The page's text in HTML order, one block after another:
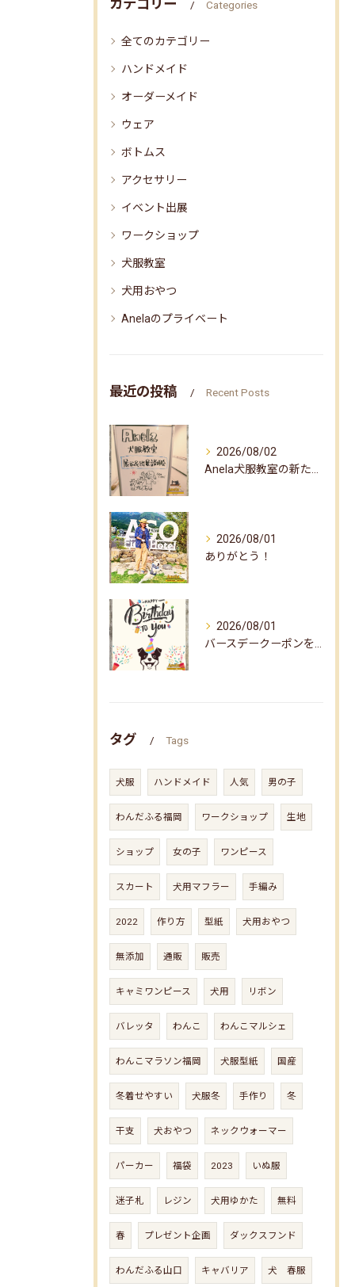
カテゴリー Categories
全てのカテゴリー
ハンドメイド
オーダーメイド
ウェア
ボトムス
アクセサリー
イベント出展
ワークショップ
犬服教室
犬用おやつ
Anelaのプライベート
最近の投稿 Recent Posts
2026/08/02
2026/08/01
ありがとう！
2026/08/01
タグ Tags
犬服 ハンドメイド 人気 男の子
わんだふる福岡 ワークショップ 生地
ショップ 女の子 ワンピース
スカート 犬用マフラー 手編み
2022 作り方 型紙 犬用おやつ
無添加 通販 販売
キャミワンピース 犬用 リボン
バレッタ わんこ わんこマルシェ
わんこマラソン福岡 犬服型紙 国産
冬着せやすい 犬服冬 手作り 冬
干支 犬おやつ ネックウォーマー
パーカー 福袋 2023 いぬ服
迷子札 レジン 犬用ゆかた 無料
春 プレゼント企画 ダックスフンド
わんだふる山口 キャバリア 犬 春服